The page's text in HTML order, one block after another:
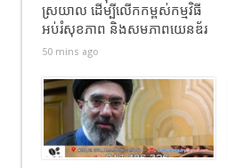
ស្រយាល ដើម្បីលើកកម្ពស់កម្មវិធី
អប់រំសុខភាព និងសមភាពយេនឌ័រ
50 mins ago